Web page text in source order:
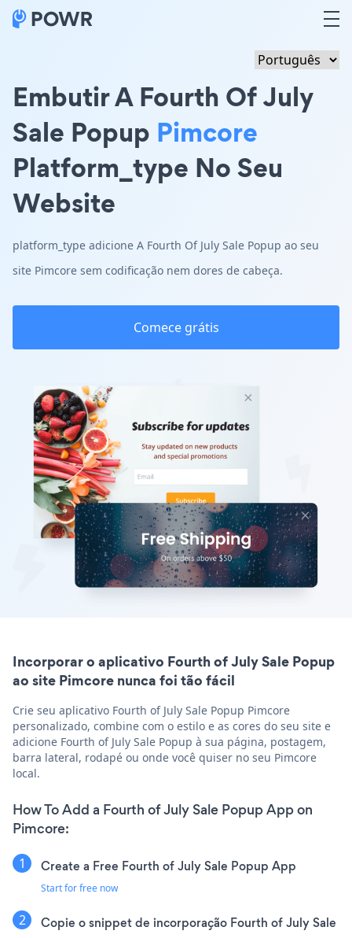
Embutir A Fourth Of July
Sale Popup Pimcore
Platform_type No Seu
Website
platform_type adicione A Fourth Of July Sale Popup ao seu
site Pimcore sem codificação nem dores de cabeça.
Comece grátis
Incorporar o aplicativo Fourth of July Sale Popup
ao site Pimcore nunca foi tão fácil
Crie seu aplicativo Fourth of July Sale Popup Pimcore
personalizado, combine com o estilo e as cores do seu site e
adicione Fourth of July Sale Popup à sua página, postagem,
barra lateral, rodapé ou onde você quiser no seu Pimcore
local.
How To Add a Fourth of July Sale Popup App on
Pimcore:
Create a Free Fourth of July Sale Popup App
Start for free now
Copie o snippet de incorporação Fourth of July Sale